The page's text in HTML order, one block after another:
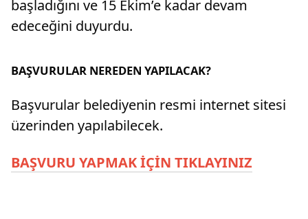
başladığını ve 15 Ekim’e kadar devam
edeceğini duyurdu.
BAŞVURULAR NEREDEN YAPILACAK?
Başvurular belediyenin resmi internet sitesi
üzerinden yapılabilecek.
BAŞVURU YAPMAK İÇİN TIKLAYINIZ